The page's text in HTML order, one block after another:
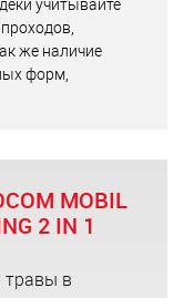
учитывайте
же наличие
форм,
MOBIL
2 IN 1
в